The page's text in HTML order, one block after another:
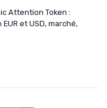
Attention Token :
et USD, marché,